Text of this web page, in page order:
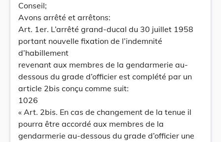
Conseil;
Avons arrêté et arrêtons:
Art. 1er. L’arrêté grand-ducal du 30 juillet 1958
portant nouvelle fixation de l’indemnité
d’habillement
revenant aux membres de la gendarmerie au-
dessous du grade d’officier est complété par un
article 2bis conçu comme suit:
1026
« Art. 2bis. En cas de changement de la tenue il
pourra être accordé aux membres de la
gendarmerie au-dessous du grade d’officier une